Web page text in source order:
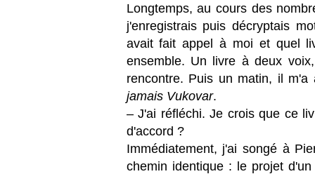
Longtemps, au cours des
j'enregistrais puis décryptais
avait fait appel à moi et quel
ensemble. Un livre à deux
rencontre. Puis un matin, il
jamais Vukovar.
– J'ai réfléchi. Je crois que ce
d'accord ?
Immédiatement, j'ai songé à
chemin identique : le projet